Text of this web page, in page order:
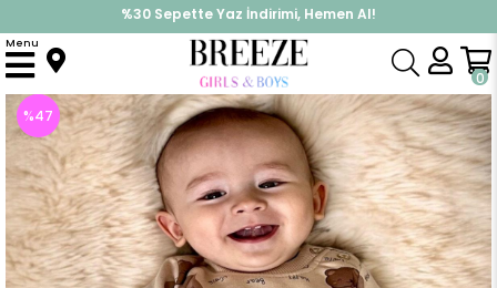
%30 Sepette Yaz İndirimi, Hemen Al!
İndirimlere ek %10 İndirimi Kap, Hemen Üye Ol!
0
Menu
Anasayfa Takımlar Eşofman Takım Erkek Bebek Eşofman Takım Sevimli Bebek Ayıcık Desenli Bej (1.5-2 Yaş)
%47
İndirim